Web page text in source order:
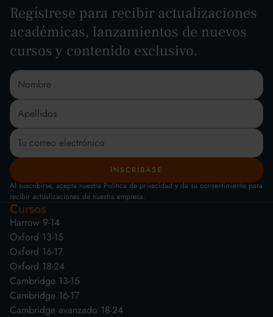
Regístrese para recibir actualizaciones
académicas, lanzamientos de nuevos
cursos y contenido exclusivo.
Al suscribirse, acepta nuestra Política de privacidad y da su consentimiento para
recibir actualizaciones de nuestra empresa.
Cursos
Harrow 9-14
Oxford 13-15
Oxford 16-17
Oxford 18-24
Cambridge 13-15
Cambridge 16-17
Cambridge avanzado 18-24